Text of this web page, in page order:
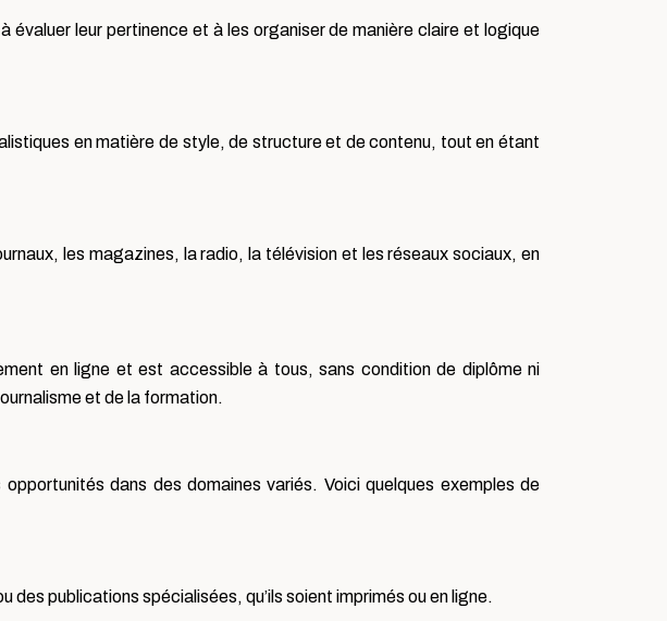
leur pertinence et à les organiser de manière claire et logique
en matière de style, de structure et de contenu, tout en étant
les magazines, la radio, la télévision et les réseaux sociaux, en
en ligne et est accessible à tous, sans condition de diplôme ni
et de la formation.
dans des domaines variés. Voici quelques exemples de
publications spécialisées, qu’ils soient imprimés ou en ligne.